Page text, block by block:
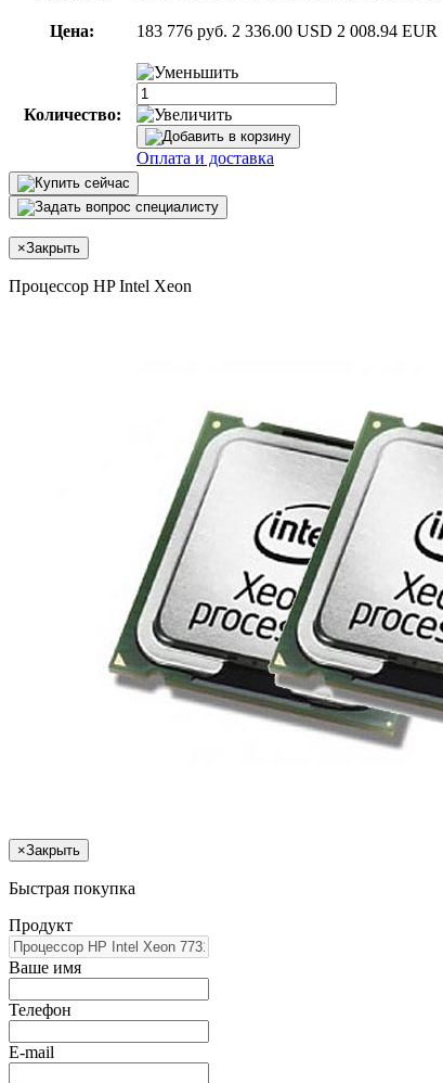
Цена: 183 776 руб. 2 336.00 USD 2 008.94 EUR
Количество:
Оплата и доставка
×Закрыть
Процессор HP Intel Xeon
×Закрыть
Быстрая покупка
Продукт
Ваше имя
Телефон
E-mail